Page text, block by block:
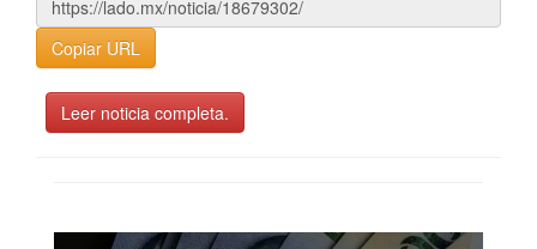
Copiar URL
Leer noticia completa.